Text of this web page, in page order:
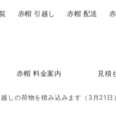
赤帽 料金案内 見積
赤帽 引越し 赤帽 配送
しの荷物を積み込みます（3月21日